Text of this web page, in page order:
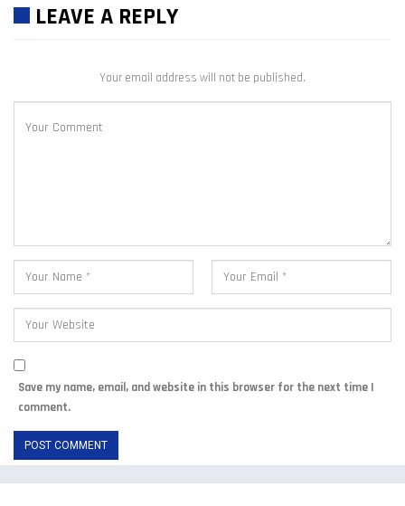
LEAVE A REPLY
Your email address will not be published.
Save my name, email, and website in this browser for the next time I
comment.